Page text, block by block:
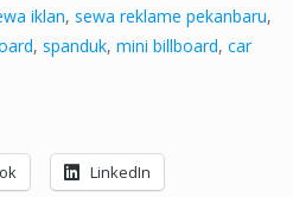
iklan, sewa reklame pekanbaru,
, spanduk, mini billboard, car
LinkedIn